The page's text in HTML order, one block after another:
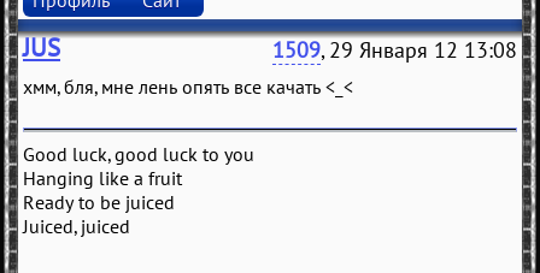
JUS 1509, 29 Января 12 13:08
хмм, бля, мне лень опять все качать <_<
Good luck, good luck to you
Hanging like a fruit
Ready to be juiced
Juiced, juiced